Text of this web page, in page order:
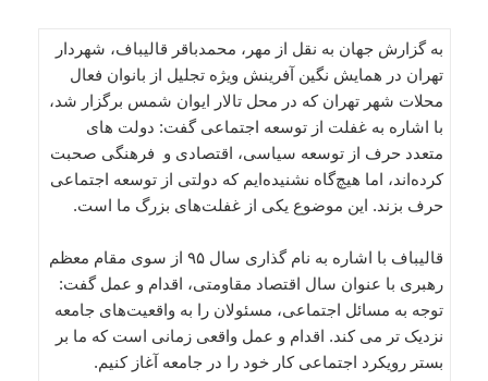
به گزارش جهان به نقل از مهر، محمدباقر قالیباف، شهردار
تهران در همایش نگین آفرینش ویژه تجلیل از بانوان فعال
محلات شهر تهران که در محل تالار ایوان شمس برگزار شد،
با اشاره به غفلت از توسعه اجتماعی گفت: دولت های
متعدد حرف از توسعه سیاسی، اقتصادی و فرهنگی صحبت
کرده‌اند، اما هیچ‌گاه نشنیده‌ایم که دولتی از توسعه اجتماعی
حرف بزند. این موضوع یکی از غفلت‌های بزرگ ما است.
قالیباف با اشاره به نام گذاری سال ۹۵ از سوی مقام معظم
رهبری با عنوان سال اقتصاد مقاومتی، اقدام و عمل گفت:
توجه به مسائل اجتماعی، مسئولان را به واقعیت‌های جامعه
نزدیک تر می کند. اقدام و عمل واقعی زمانی است که ما بر
بستر رویکرد اجتماعی کار خود را در جامعه آغاز کنیم.